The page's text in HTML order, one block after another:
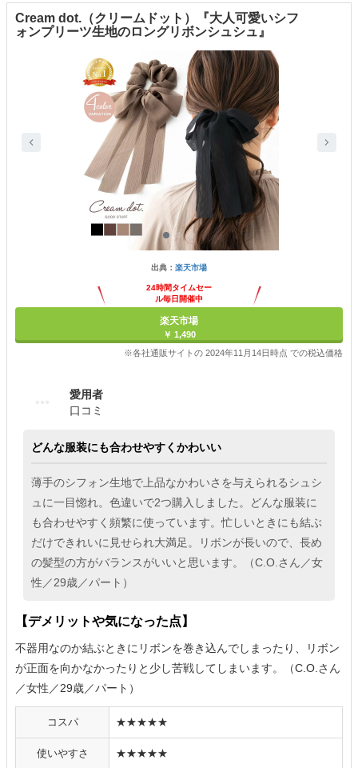
Cream dot.（クリームドット）『大人可愛いシフ
ォンプリーツ生地のロングリボンシュシュ』
出典： 楽天市場
24時間タイムセー
ル毎日開催中
楽天市場
￥ 1,490
※各社通販サイトの 2024年11月14日時点 での税込価格
愛用者
口コミ
どんな服装にも合わせやすくかわいい
薄手のシフォン生地で上品なかわいさを与えられるシュシ
ュに一目惚れ。色違いで2つ購入しました。どんな服装に
も合わせやすく頻繁に使っています。忙しいときにも結ぶ
だけできれいに見せられ大満足。リボンが長いので、長め
の髪型の方がバランスがいいと思います。（C.O.さん／女
性／29歳／パート）
【デメリットや気になった点】
不器用なのか結ぶときにリボンを巻き込んでしまったり、リボン
が正面を向かなかったりと少し苦戦してしまいます。（C.O.さん
／女性／29歳／パート）
コスパ ★★★★★
使いやすさ ★★★★★